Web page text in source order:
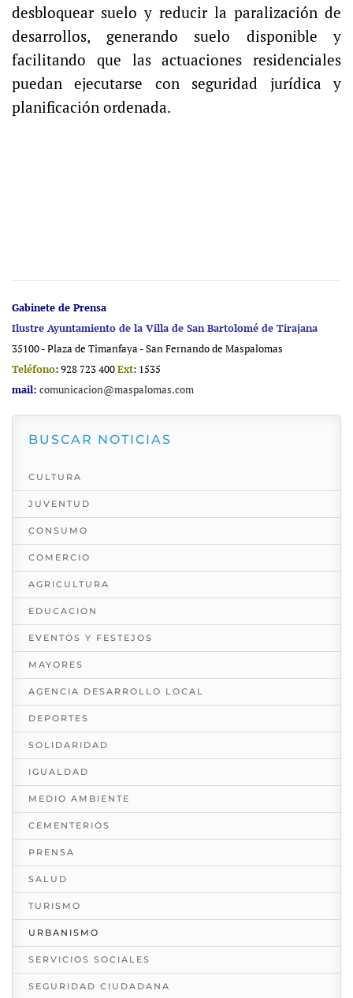
desbloquear suelo y reducir la paralización de
desarrollos, generando suelo disponible y
facilitando que las actuaciones residenciales
puedan ejecutarse con seguridad jurídica y
planificación ordenada.
Gabinete de Prensa
Ilustre Ayuntamiento de la Villa de San Bartolomé de Tirajana
35100 - Plaza de Timanfaya - San Fernando de Maspalomas
Teléfono: 928 723 400Ext: 1535
mail: comunicacion@maspalomas.com
BUSCAR NOTICIAS
CULTURA
JUVENTUD
CONSUMO
COMERCIO
AGRICULTURA
EDUCACION
EVENTOS Y FESTEJOS
MAYORES
AGENCIA DESARROLLO LOCAL
DEPORTES
SOLIDARIDAD
IGUALDAD
MEDIO AMBIENTE
CEMENTERIOS
PRENSA
SALUD
TURISMO
URBANISMO
SERVICIOS SOCIALES
SEGURIDAD CIUDADANA